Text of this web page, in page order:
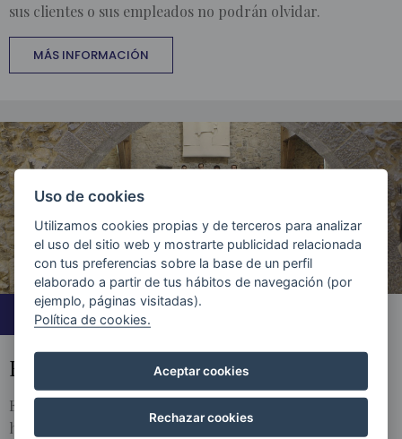
sus clientes o sus empleados no podrán olvidar.
MÁS INFORMACIÓN
ACTUACIONES A LA CARTA
EL ORFEÓN, EN PRIVADO
El Orfeón también puede actuar de forma particular. De
hecho, en los últimos años ha clausurado numerosos
Uso de cookies
Utilizamos cookies propias y de terceros para analizar
el uso del sitio web y mostrarte publicidad relacionada
con tus preferencias sobre la base de un perfil
elaborado a partir de tus hábitos de navegación (por
ejemplo, páginas visitadas).
Política de cookies.
Aceptar cookies
Rechazar cookies